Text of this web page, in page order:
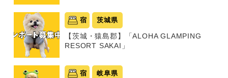
宿 茨城県
【茨城・猿島郡】「ALOHA GLAMPING
RESORT SAKAI」
宿 岐阜県